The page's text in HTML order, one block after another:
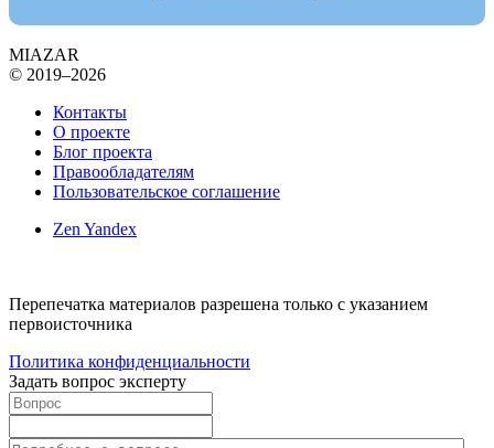
MIAZAR
© 2019–2026
Контакты
О проекте
Блог проекта
Правообладателям
Пользовательское соглашение
Zen Yandex
Перепечатка материалов разрешена только с указанием
первоисточника
Политика конфиденциальности
Задать вопрос эксперту